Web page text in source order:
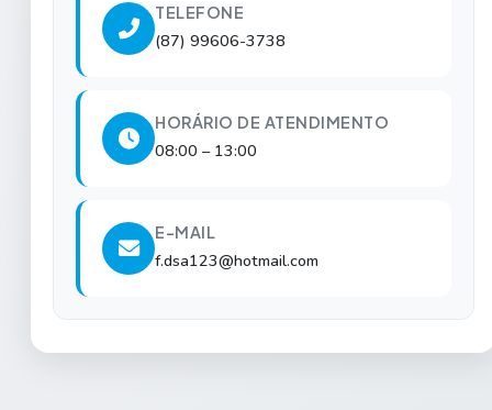
TELEFONE
(87) 99606-3738
HORÁRIO DE ATENDIMENTO
08:00 – 13:00
E-MAIL
f.dsa123@hotmail.com